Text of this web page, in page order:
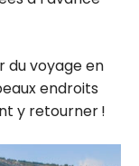
du voyage en
endroits
y retourner !